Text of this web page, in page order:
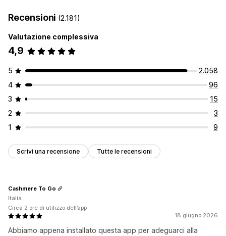
Recensioni (2.181)
Valutazione complessiva
4,9
5
2.058
4
96
3
15
2
3
1
9
Scrivi una recensione Tutte le recensioni
18 giugno 2026
Abbiamo appena installato questa app per adeguarci alla
Cashmere To Go
Italia
Circa 2 ore di utilizzo dell’app